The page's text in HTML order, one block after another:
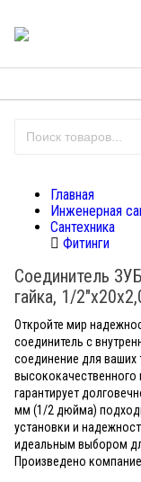
Главная
Инженерная
Сантехника
Фитинги
Соединитель
гайка, 1/
Откройте мир
соединитель с
соединение для ваших
гарантирует
мм (1/2 дюйма)
установки и
идеальным выбором
Произведено